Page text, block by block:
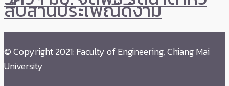
สืบสานประเพณีดีงาม
© Copyright 2021: Faculty of Engineering, Chiang Mai
University